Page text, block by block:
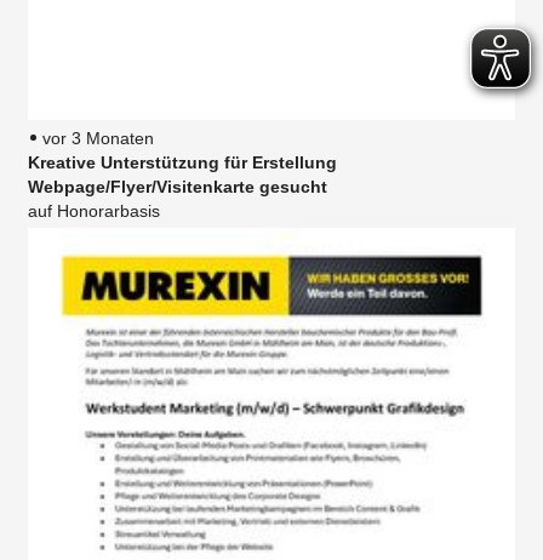
vor 3 Monaten
Kreative Unterstützung für Erstellung
Webpage/Flyer/Visitenkarte gesucht
auf Honorarbasis